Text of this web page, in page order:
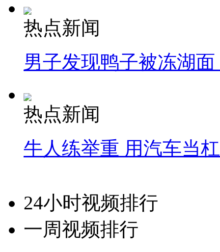
热点新闻
男子发现鸭子被冻湖
热点新闻
牛人练举重 用汽车当
24小时视频排行
一周视频排行